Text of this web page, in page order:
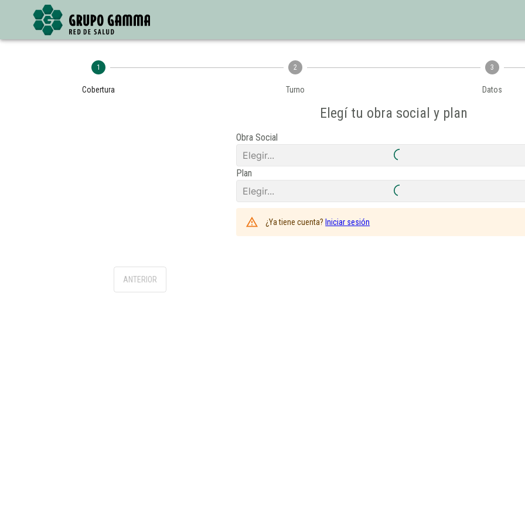
1
Cobertura
2
Turno
3
Datos
Elegí tu obra social y plan
Obra Social
Elegir...
Plan
Elegir...
¿Ya tiene cuenta? Iniciar sesión
ANTERIOR